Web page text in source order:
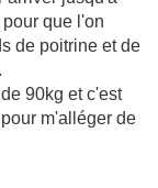
que l'on
de poitrine et de
90kg et c'est
m'alléger de